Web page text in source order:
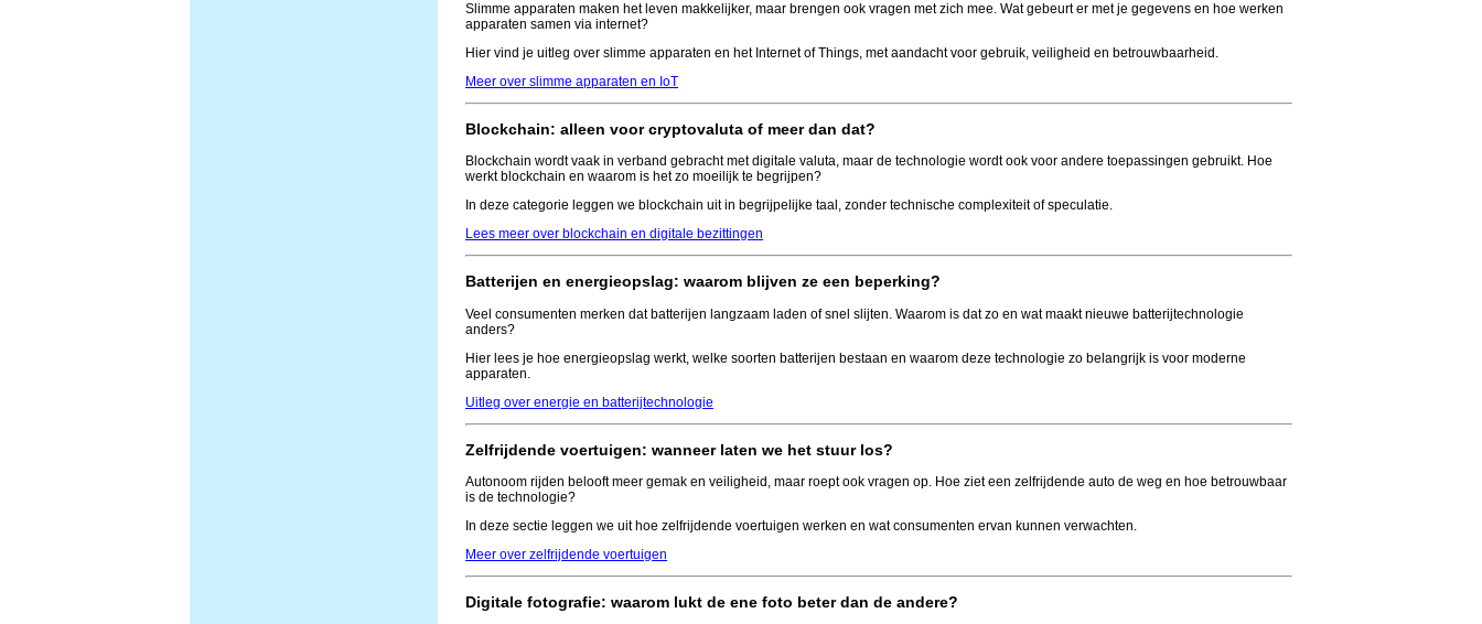
Slimme apparaten maken het leven makkelijker, maar brengen ook vragen met zich mee. Wat gebeurt er met je gegevens en hoe werken
apparaten samen via internet?
Hier vind je uitleg over slimme apparaten en het Internet of Things, met aandacht voor gebruik, veiligheid en betrouwbaarheid.
Meer over slimme apparaten en IoT
Blockchain: alleen voor cryptovaluta of meer dan dat?
Blockchain wordt vaak in verband gebracht met digitale valuta, maar de technologie wordt ook voor andere toepassingen gebruikt. Hoe
werkt blockchain en waarom is het zo moeilijk te begrijpen?
In deze categorie leggen we blockchain uit in begrijpelijke taal, zonder technische complexiteit of speculatie.
Lees meer over blockchain en digitale bezittingen
Batterijen en energieopslag: waarom blijven ze een beperking?
Veel consumenten merken dat batterijen langzaam laden of snel slijten. Waarom is dat zo en wat maakt nieuwe batterijtechnologie
anders?
Hier lees je hoe energieopslag werkt, welke soorten batterijen bestaan en waarom deze technologie zo belangrijk is voor moderne
apparaten.
Uitleg over energie en batterijtechnologie
Zelfrijdende voertuigen: wanneer laten we het stuur los?
Autonoom rijden belooft meer gemak en veiligheid, maar roept ook vragen op. Hoe ziet een zelfrijdende auto de weg en hoe betrouwbaar
is de technologie?
In deze sectie leggen we uit hoe zelfrijdende voertuigen werken en wat consumenten ervan kunnen verwachten.
Meer over zelfrijdende voertuigen
Digitale fotografie: waarom lukt de ene foto beter dan de andere?